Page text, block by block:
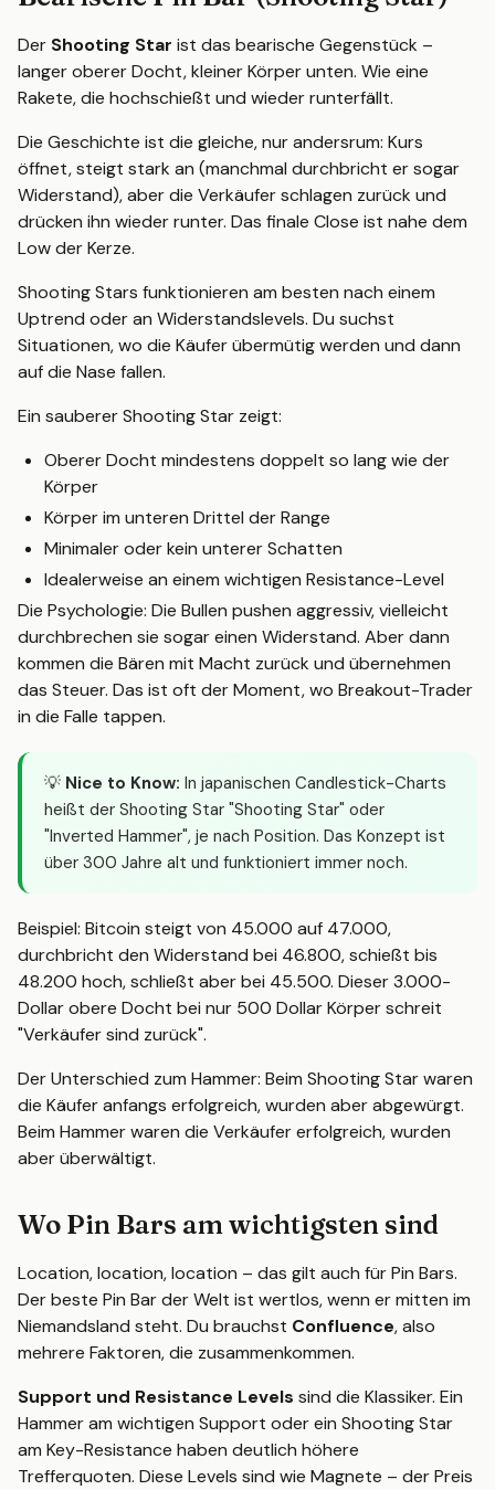
Der Shooting Star ist das bearische Gegenstück –
langer oberer Docht, kleiner Körper unten. Wie eine
Rakete, die hochschießt und wieder runterfällt.
Die Geschichte ist die gleiche, nur andersrum: Kurs
öffnet, steigt stark an (manchmal durchbricht er sogar
Widerstand), aber die Verkäufer schlagen zurück und
drücken ihn wieder runter. Das finale Close ist nahe dem
Low der Kerze.
Shooting Stars funktionieren am besten nach einem
Uptrend oder an Widerstandslevels. Du suchst
Situationen, wo die Käufer übermütig werden und dann
auf die Nase fallen.
Ein sauberer Shooting Star zeigt:
Oberer Docht mindestens doppelt so lang wie der
Körper
Körper im unteren Drittel der Range
Minimaler oder kein unterer Schatten
Idealerweise an einem wichtigen Resistance-Level
Die Psychologie: Die Bullen pushen aggressiv, vielleicht
durchbrechen sie sogar einen Widerstand. Aber dann
kommen die Bären mit Macht zurück und übernehmen
das Steuer. Das ist oft der Moment, wo Breakout-Trader
in die Falle tappen.
💡 Nice to Know: In japanischen Candlestick-Charts
heißt der Shooting Star "Shooting Star" oder
"Inverted Hammer", je nach Position. Das Konzept ist
über 300 Jahre alt und funktioniert immer noch.
Beispiel: Bitcoin steigt von 45.000 auf 47.000,
durchbricht den Widerstand bei 46.800, schießt bis
48.200 hoch, schließt aber bei 45.500. Dieser 3.000-
Dollar obere Docht bei nur 500 Dollar Körper schreit
"Verkäufer sind zurück".
Der Unterschied zum Hammer: Beim Shooting Star waren
die Käufer anfangs erfolgreich, wurden aber abgewürgt.
Beim Hammer waren die Verkäufer erfolgreich, wurden
aber überwältigt.
Wo Pin Bars am wichtigsten sind
Location, location, location – das gilt auch für Pin Bars.
Der beste Pin Bar der Welt ist wertlos, wenn er mitten im
Niemandsland steht. Du brauchst Confluence, also
mehrere Faktoren, die zusammenkommen.
Support und Resistance Levels sind die Klassiker. Ein
Hammer am wichtigen Support oder ein Shooting Star
am Key-Resistance haben deutlich höhere
Trefferquoten. Diese Levels sind wie Magnete – der Preis